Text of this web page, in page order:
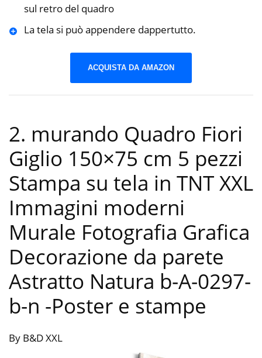
sul retro del quadro
La tela si può appendere dappertutto.
ACQUISTA DA AMAZON
2. murando Quadro Fiori
Giglio 150×75 cm 5 pezzi
Stampa su tela in TNT XXL
Immagini moderni
Murale Fotografia Grafica
Decorazione da parete
Astratto Natura b-A-0297-
b-n -Poster e stampe
By B&D XXL